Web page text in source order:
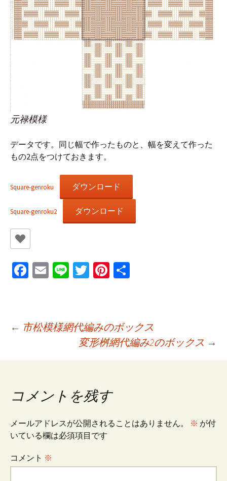
元禄模様
データです。同じ幅で作ったものと、幅を変えて作った
もの2点をつけておきます。
Square-genroku ダウンロード
Square-genroku2 ダウンロード
Fa
o
o
E
l
Li T
er
Pi
es
t
投
稿
ナ
ビ
ゲ
← 市松模様網代編みのボックス
変形桝網代編み2のボックス →
コメントを残す
メールアドレスが公開されることはありません。 ※ が付
いている欄は必須項目です
コメント ※